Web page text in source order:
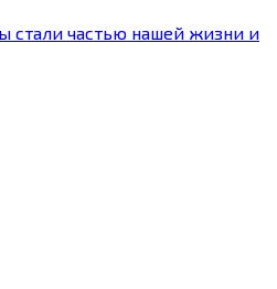
стали частью нашей жизни и